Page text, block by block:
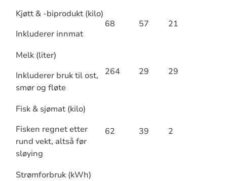
Kjøtt & -biprodukt (kilo)
Inkluderer innmat
68 57 21
Melk (liter)
Inkluderer bruk til ost,
smør og fløte
264 29 29
Fisk & sjømat (kilo)
Fisken regnet etter
rund vekt, altså før
sløying
62 39 2
Strømforbruk (kWh)